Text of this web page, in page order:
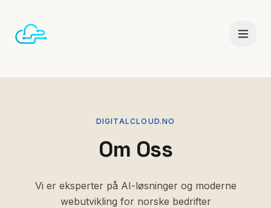
Tjenester
DIGITALCLOUD.NO
Om Oss
Vi er eksperter på AI-løsninger og moderne
webutvikling for norske bedrifter